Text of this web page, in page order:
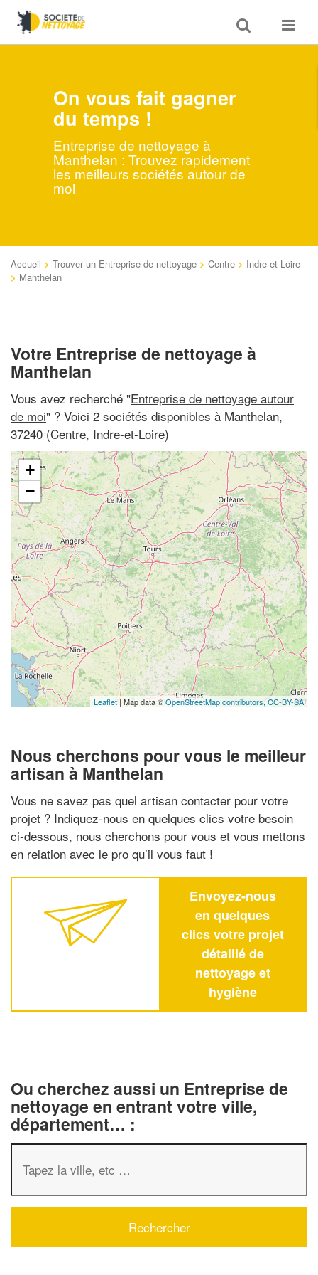
Toggle
search
Toggle
On vous fait gagner
du temps !
Entreprise de nettoyage à
Manthelan : Trouvez rapidement
les meilleurs sociétés autour de
moi
Accueil > Trouver un Entreprise de nettoyage > Centre > Indre-et-Loire
> Manthelan
Votre Entreprise de nettoyage à
Manthelan
Vous avez recherché "Entreprise de nettoyage autour
de moi" ? Voici 2 sociétés disponibles à Manthelan,
37240 (Centre, Indre-et-Loire)
+
−
Leaflet | Map data ©OpenStreetMap contributors, CC-BY-SA
Nous cherchons pour vous le meilleur
artisan à Manthelan
Vous ne savez pas quel artisan contacter pour votre
projet ? Indiquez-nous en quelques clics votre besoin
ci-dessous, nous cherchons pour vous et vous mettons
en relation avec le pro qu’il vous faut !
Envoyez-nous
en quelques
clics votre projet
détaillé de
nettoyage et
hygiène
Ou cherchez aussi un Entreprise de
nettoyage en entrant votre ville,
département… :